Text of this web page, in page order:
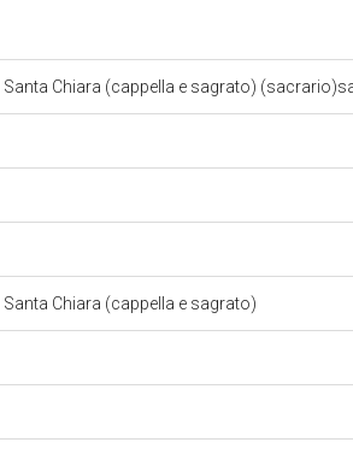
Chiara (cappella e sagrato)
Chiara (cappella e sagrato)